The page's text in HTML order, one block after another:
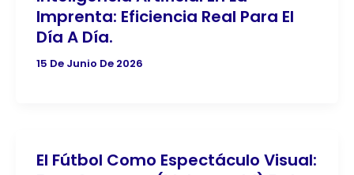
Imprenta: Eficiencia Real Para El
Día A Día.
15 De Junio De 2026
El Fútbol Como Espectáculo Visual: